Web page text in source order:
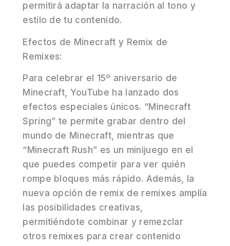
permitirá adaptar la narración al tono y
estilo de tu contenido.
Efectos de Minecraft y Remix de
Remixes:
Para celebrar el 15º aniversario de
Minecraft, YouTube ha lanzado dos
efectos especiales únicos. “Minecraft
Spring” te permite grabar dentro del
mundo de Minecraft, mientras que
“Minecraft Rush” es un minijuego en el
que puedes competir para ver quién
rompe bloques más rápido. Además, la
nueva opción de remix de remixes amplía
las posibilidades creativas,
permitiéndote combinar y remezclar
otros remixes para crear contenido